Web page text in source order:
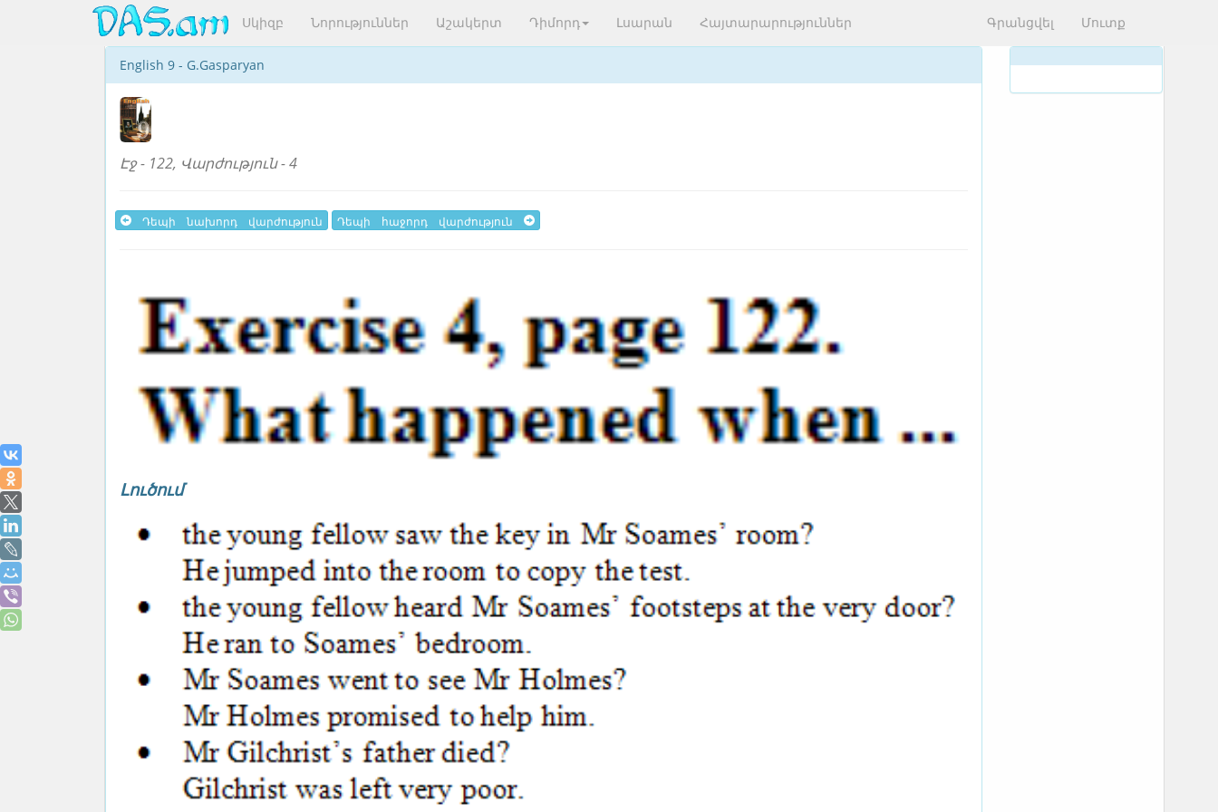
Սկիզբ Նորություններ Աշակերտ Դիմորդ Լսարան Հայտարարություններ Գրանցվել Մուտք
English 9 - G.Gasparyan
Էջ - 122, Վարժություն - 4
Դեպի նախորդ վարժություն Դեպի հաջորդ վարժություն
Լուծում